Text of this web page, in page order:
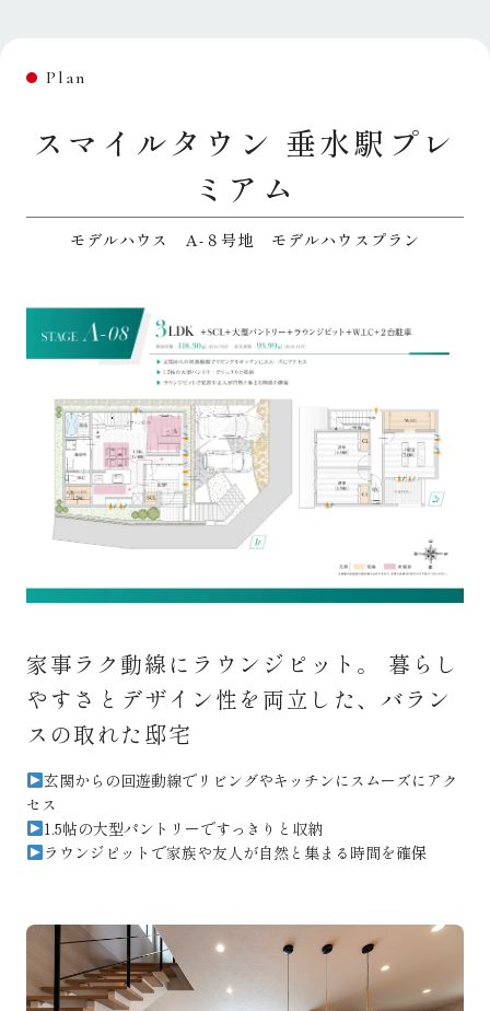
Plan
スマイルタウン 垂水駅プレ
ミアム
モデルハウス A-８号地 モデルハウスプラン
家事ラク動線にラウンジピット。 暮らし
やすさとデザイン性を両立した、バラン
スの取れた邸宅
玄関からの回遊動線でリビングやキッチンにスムーズにアク
セス
1.5帖の大型パントリーですっきりと収納
ラウンジピットで家族や友人が自然と集まる時間を確保